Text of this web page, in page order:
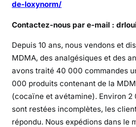
de-loxynorm/
Contactez-nous par e-mail :
Depuis 10 ans, nous vendons et
MDMA, des analgésiques et des
avons traité 40 000 commandes
000 produits contenant de la
(cocaïne et avétamine). Environ 2
sont restées incomplètes, les
répondu. Nous expédions dans le